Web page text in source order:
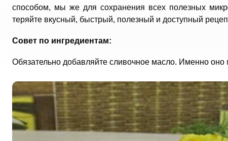
способом, мы же для сохранения всех полезных
теряйте вкусный, быстрый, полезный и доступный
Совет по ингредиентам:
Обязательно добавляйте сливочное масло. Именно оно